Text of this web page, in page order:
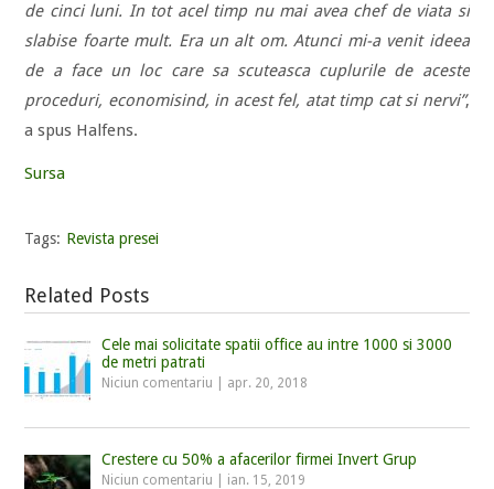
de cinci luni. In tot acel timp nu mai avea chef de viata si
slabise foarte mult. Era un alt om. Atunci mi-a venit ideea
de a face un loc care sa scuteasca cuplurile de aceste
proceduri, economisind, in acest fel, atat timp cat si nervi”,
a spus Halfens.
Sursa
Tags: Revista presei
Related Posts
Cele mai solicitate spatii office au intre 1000 si 3000
de metri patrati
Niciun comentariu apr. 20, 2018
Crestere cu 50% a afacerilor firmei Invert Grup
Niciun comentariu ian. 15, 2019